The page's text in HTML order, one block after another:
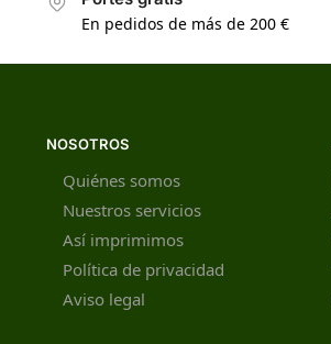
En pedidos de más de 200 €
NOSOTROS
Quiénes somos
Nuestros servicios
Así imprimimos
Política de privacidad
Aviso legal